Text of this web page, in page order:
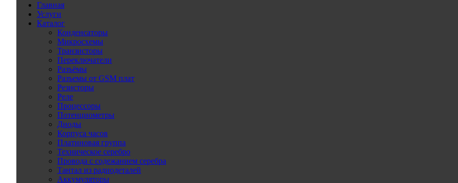
Главная
Услуги
Каталог
Конденсаторы
Микросхемы
Транзисторы
Переключатели
Разъёмы
Разъемы от GSM плат
Резисторы
Реле
Процессоры
Потенциометры
Диоды
Корпуса часов
Платиновая группа
Техническое серебро
Провода с содежанием серебра
Тантал из радиодеталей
Аккумуляторы